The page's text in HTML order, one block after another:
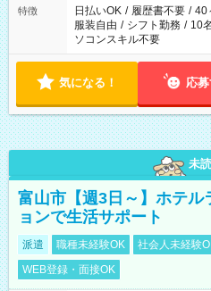
案内が難しい場合があります
特徴 日払いOK / 履歴書不要 / 40
服装自由 / シフト勤務 / 10
ソコンスキル不要
気になる！ 応
未読
富山市【週3日～】ホテル
ョンで生活サポート
派遣 職種未経験OK 社会人未経験
WEB登録・面接OK